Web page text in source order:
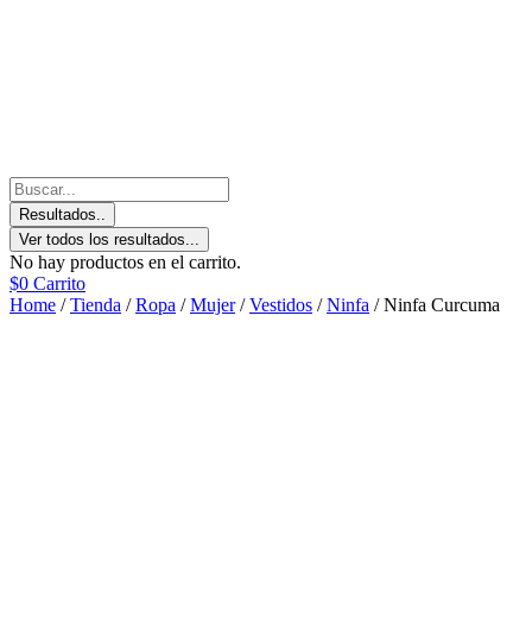
Resultados..
Ver todos los resultados...
No hay productos en el carrito.
$0 Carrito
Home /Tienda /Ropa /Mujer/Vestidos /Ninfa / Ninfa Curcuma